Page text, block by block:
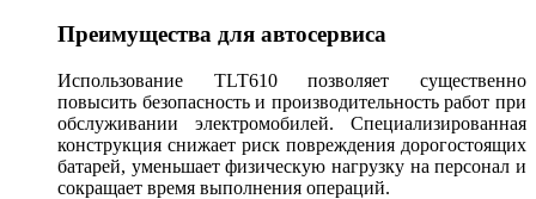
Преимущества для автосервиса
Использование TLT610 позволяет существенно
повысить безопасность и производительность работ при
обслуживании электромобилей. Специализированная
конструкция снижает риск повреждения дорогостоящих
батарей, уменьшает физическую нагрузку на персонал и
сокращает время выполнения операций.